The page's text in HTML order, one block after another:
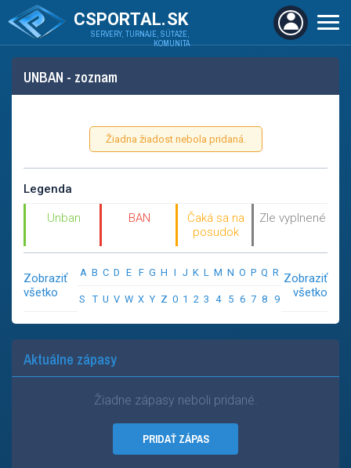
CSPORTAL.SK
SERVERY, TURNAJE, SÚŤAŽE,
KOMUNITA
UNBAN - zoznam
Žiadna žiadost nebola pridaná.
Legenda
Unban BAN
Čaká sa na
posudok
Zle vyplnené
Zobraziť
všetko
A B C D E F G H I J K L M N O P Q R Zobraziť
všetko
S T U V W X Y Z 0 1 2 3 4 5 6 7 8 9
Aktuálne zápasy
Žiadne zápasy neboli pridané.
PRIDAŤ ZÁPAS